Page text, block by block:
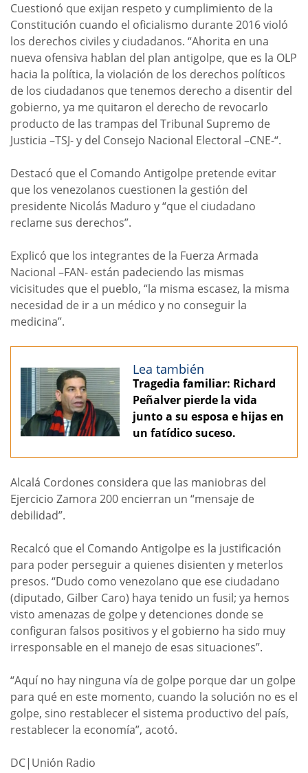
Cuestionó que exijan respeto y cumplimiento de la
Constitución cuando el oficialismo durante 2016 violó
los derechos civiles y ciudadanos. “Ahorita en una
nueva ofensiva hablan del plan antigolpe, que es la OLP
hacia la política, la violación de los derechos políticos
de los ciudadanos que tenemos derecho a disentir del
gobierno, ya me quitaron el derecho de revocarlo
producto de las trampas del Tribunal Supremo de
Justicia –TSJ- y del Consejo Nacional Electoral –CNE-“.
Destacó que el Comando Antigolpe pretende evitar
que los venezolanos cuestionen la gestión del
presidente Nicolás Maduro y “que el ciudadano
reclame sus derechos”.
Explicó que los integrantes de la Fuerza Armada
Nacional –FAN- están padeciendo las mismas
vicisitudes que el pueblo, “la misma escasez, la misma
necesidad de ir a un médico y no conseguir la
medicina”.
Lea también
Tragedia familiar: Richard
Peñalver pierde la vida
junto a su esposa e hijas en
un fatídico suceso.
Alcalá Cordones considera que las maniobras del
Ejercicio Zamora 200 encierran un “mensaje de
debilidad”.
Recalcó que el Comando Antigolpe es la justificación
para poder perseguir a quienes disienten y meterlos
presos. “Dudo como venezolano que ese ciudadano
(diputado, Gilber Caro) haya tenido un fusil; ya hemos
visto amenazas de golpe y detenciones donde se
configuran falsos positivos y el gobierno ha sido muy
irresponsable en el manejo de esas situaciones”.
“Aquí no hay ninguna vía de golpe porque dar un golpe
para qué en este momento, cuando la solución no es el
golpe, sino restablecer el sistema productivo del país,
restablecer la economía”, acotó.
DC|Unión Radio